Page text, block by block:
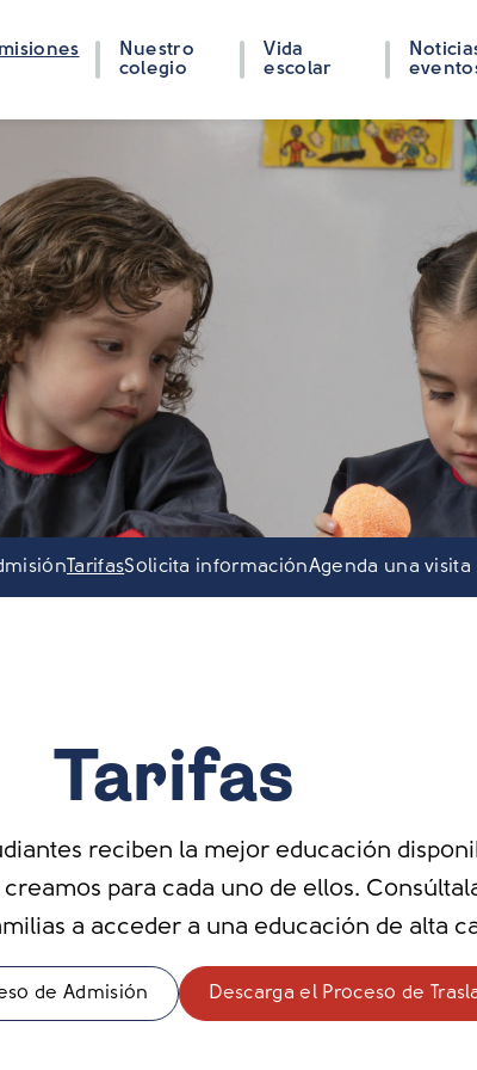
Nuestro
colegio
Vida
escolar
TarifasSolicita informaciónAgenda una visita
Tarifas
reciben la mejor educación
para cada uno de ellos.
a acceder a una educación de alta
de Admisión Descarga el Proceso de